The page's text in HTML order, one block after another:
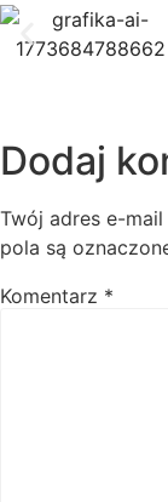
Dodaj
Twój adres e-
pola są
Komentarz *